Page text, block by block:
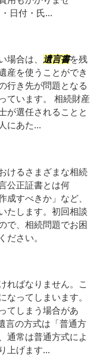
日付・氏...
場合は、 遺言書を残
産を使うことができ
行き先が問題となる
ています。 相続財産
が選任されることと
にあた...
けるさまざまな相続
公正証書とは何
成すべきか」など、
たします。初回相談
で、相続問題でお困
ださい。
ればなりません。こ
なってしまいます。
てしまう場合があ
言の方式は「普通方
通常は普通方式によ
上げます...